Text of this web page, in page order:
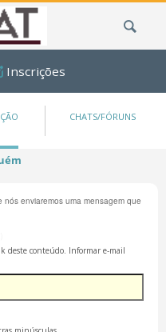
Inscrições
CHATS/FÓRUNS
enviaremos uma mensagem que
deste conteúdo. Informar e-mail